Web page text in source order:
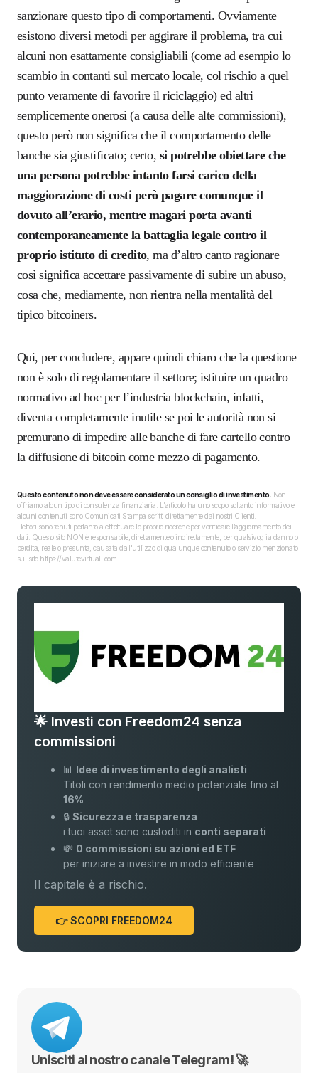
sanzionare questo tipo di comportamenti. Ovviamente
esistono diversi metodi per aggirare il problema, tra cui
alcuni non esattamente consigliabili (come ad esempio lo
scambio in contanti sul mercato locale, col rischio a quel
punto veramente di favorire il riciclaggio) ed altri
semplicemente onerosi (a causa delle alte commissioni),
questo però non significa che il comportamento delle
banche sia giustificato; certo, si potrebbe obiettare che
una persona potrebbe intanto farsi carico della
maggiorazione di costi però pagare comunque il
dovuto all’erario, mentre magari porta avanti
contemporaneamente la battaglia legale contro il
proprio istituto di credito, ma d’altro canto ragionare
così significa accettare passivamente di subire un abuso,
cosa che, mediamente, non rientra nella mentalità del
tipico bitcoiners.
Qui, per concludere, appare quindi chiaro che la questione
non è solo di regolamentare il settore; istituire un quadro
normativo ad hoc per l’industria blockchain, infatti,
diventa completamente inutile se poi le autorità non si
premurano di impedire alle banche di fare cartello contro
la diffusione di bitcoin come mezzo di pagamento.
Questo contenuto non deve essere considerato un consiglio di investimento. Non
offriamo alcun tipo di consulenza finanziaria. L’articolo ha uno scopo soltanto informativo e
alcuni contenuti sono Comunicati Stampa scritti direttamente dai nostri Clienti.
I lettori sono tenuti pertanto a effettuare le proprie ricerche per verificare l’aggiornamento dei
dati. Questo sito NON è responsabile, direttamente o indirettamente, per qualsivoglia danno o
perdita, reale o presunta, causata dall'utilizzo di qualunque contenuto o servizio menzionato
sul sito https://valutevirtuali.com.
🌟 Investi con Freedom24 senza
commissioni
📊 Idee di investimento degli analisti
Titoli con rendimento medio potenziale fino al
16%
🔒Sicurezza e trasparenza
i tuoi asset sono custoditi in conti separati
💸 0 commissioni su azioni ed ETF
per iniziare a investire in modo efficiente
Il capitale è a rischio.
👉 SCOPRI FREEDOM24
Unisciti al nostro canale Telegram! 🚀